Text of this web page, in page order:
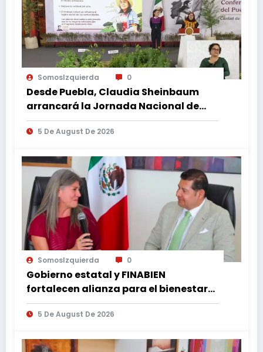
SomosIzquierda 0
Desde Puebla, Claudia Sheinbaum
arrancará la Jornada Nacional de
Reforestación
5 De August De 2026
SomosIzquierda 0
Gobierno estatal y FINABIEN
fortalecen alianza para el bienestar
de familias migrantes
5 De August De 2026